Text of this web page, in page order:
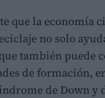
que la economía
no solo
también puede
de formación,
de Down y